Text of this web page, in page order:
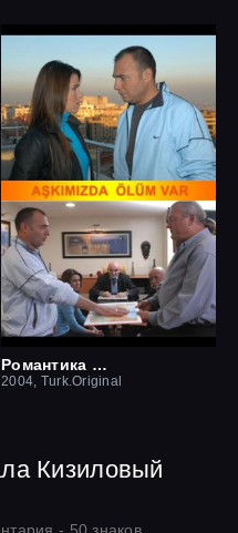
Романтика смерти
2004, Turk.Original
Кизиловый